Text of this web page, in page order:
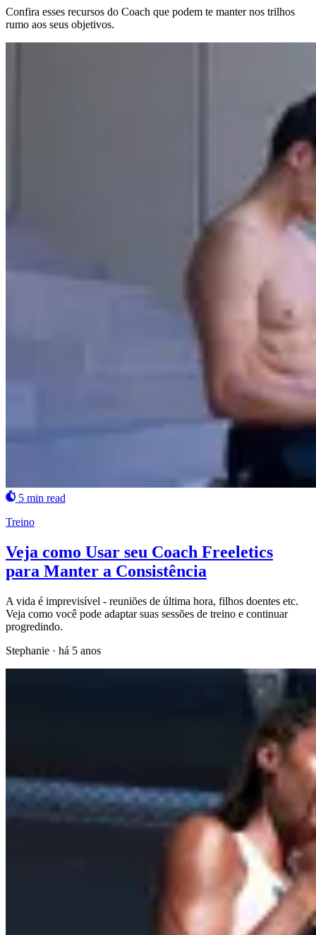
Confira esses recursos do Coach que podem te manter nos trilhos
rumo aos seus objetivos.
5 min read
Treino
Veja como Usar seu Coach Freeletics
para Manter a Consistência
A vida é imprevisível - reuniões de última hora, filhos doentes etc.
Veja como você pode adaptar suas sessões de treino e continuar
progredindo.
Stephanie · há 5 anos